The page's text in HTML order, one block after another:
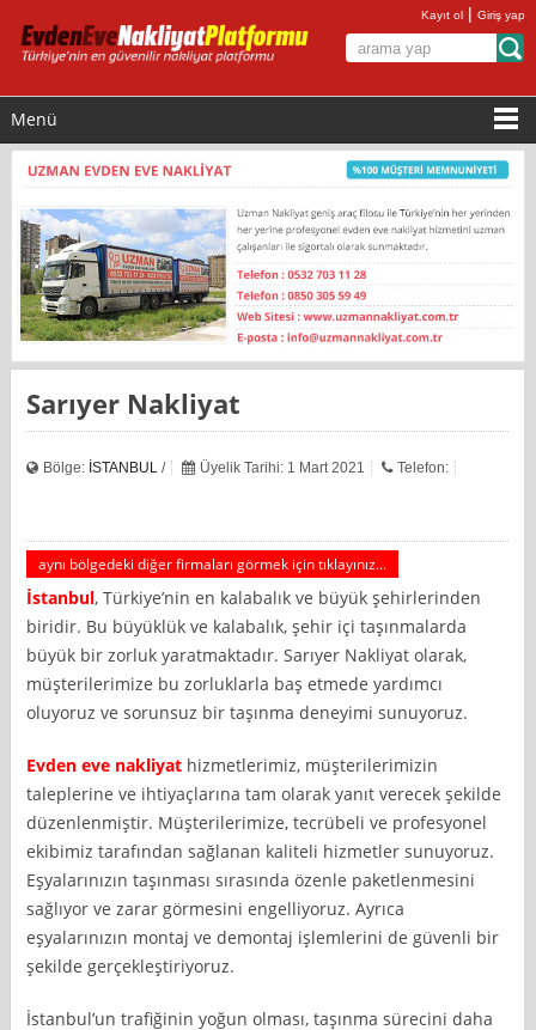
Kayıt ol |Giriş yap
Menü
Sarıyer Nakliyat
Bölge: İSTANBUL / Üyelik Tarihi: 1 Mart 2021 Telefon:
aynı bölgedeki diğer firmaları görmek için tıklayınız...
İstanbul, Türkiye’nin en kalabalık ve büyük şehirlerinden
biridir. Bu büyüklük ve kalabalık, şehir içi taşınmalarda
büyük bir zorluk yaratmaktadır. Sarıyer Nakliyat olarak,
müşterilerimize bu zorluklarla baş etmede yardımcı
oluyoruz ve sorunsuz bir taşınma deneyimi sunuyoruz.
Evden eve nakliyat hizmetlerimiz, müşterilerimizin
taleplerine ve ihtiyaçlarına tam olarak yanıt verecek şekilde
düzenlenmiştir. Müşterilerimize, tecrübeli ve profesyonel
ekibimiz tarafından sağlanan kaliteli hizmetler sunuyoruz.
Eşyalarınızın taşınması sırasında özenle paketlenmesini
sağlıyor ve zarar görmesini engelliyoruz. Ayrıca
eşyalarınızın montaj ve demontaj işlemlerini de güvenli bir
şekilde gerçekleştiriyoruz.
İstanbul’un trafiğinin yoğun olması, taşınma sürecini daha